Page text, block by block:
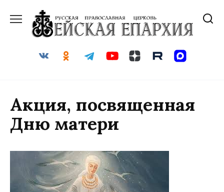
содержанию
Акция, посвященная
Дню матери